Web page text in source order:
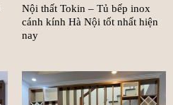
Nội thất Tokin – Tủ bếp inox
cánh kính Hà Nội tốt nhất hiện
nay